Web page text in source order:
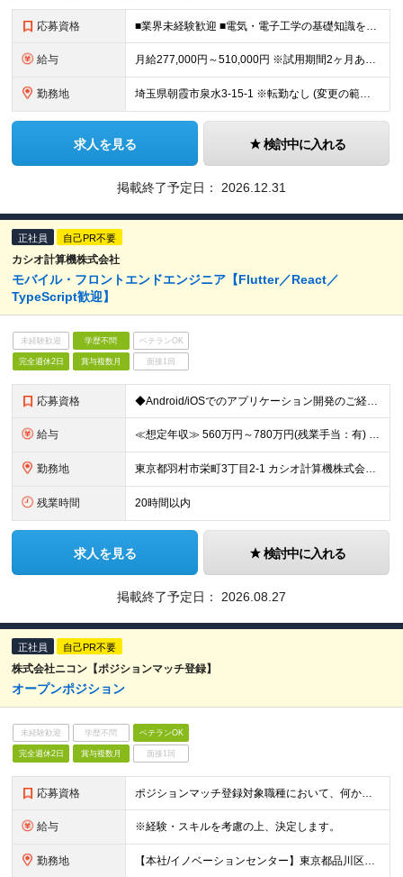
応募資格 ■業界未経験歓迎 ■電気・電子工学の基礎知識をお持ちの方 ■学歴不問
給与 月給277,000円～510,000円 ※試用期間2ヶ月あり。期間中の給与・待遇の差異はありません ※残業代は別途全額支給いたします ∟平均残業時間：30時間
勤務地 埼玉県朝霞市泉水3-15-1 ※転勤なし (変更の範囲)上記を除く当社関連勤務地
求人を見る 検討中に入れる
掲載終了予定日： 2026.12.31
正社員 自己PR不要
カシオ計算機株式会社
モバイル・フロントエンドエンジニア【Flutter／React／
TypeScript歓迎】
未経験歓迎 学歴不問 ベテランOK
完全週休2日 賞与複数月 面接1回
応募資格 ◆Android/iOSでのアプリケーション開発のご経験がある方 ＜求める人物像＞ ・スマートフォンアプリケーションの開発業務経験が3年以上ある方 ・協調性が高く、チームメンバーと円滑にコミュニケー
給与 ≪想定年収≫ 560万円～780万円(残業手当：有) ※待遇はスキル、経験に応じて個別に決定致します。 ※基本給＋賞与（年2回）、別途残業代、諸手当を支給（残業代は1分単位で支給いたします） ※試用期
勤務地 東京都羽村市栄町3丁目2-1 カシオ計算機株式会社 羽村技術センター ※転勤は当面ありません。 ※在宅勤務あり（部署平均：週3日～4日程度） ※(変更の範囲)会社の定める勤務地
残業時間 20時間以内
求人を見る 検討中に入れる
掲載終了予定日： 2026.08.27
正社員 自己PR不要
株式会社ニコン【ポジションマッチ登録】
オープンポジション
未経験歓迎 学歴不問 ベテランOK
完全週休2日 賞与複数月 面接1回
応募資格 ポジションマッチ登録対象職種において、何かしらの知識・経験を有する方 【活かせる経験・スキル】 ポジションマッチ登録対象職種に関連する知識・経験 ※該当ポジションが数多く存在するため、様々な経験が
給与 ※経験・スキルを考慮の上、決定します。
勤務地 【本社/イノベーションセンター】東京都品川区西大井1-5-20 ※配属や職種により勤務地が異なる場合がございます。 詳細はこちら：https://www.jp.nikon.com/company/co